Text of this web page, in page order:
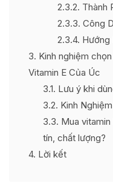
2.3.2 Thành
2.3.3 Công
2.3.4 Hướng
3 Kinh nghiệm
Vitamin E Của Úc
3.1 Lưu ý khi
3.2 Kinh
3.3 Mua
tín, chất lượng?
4 Lời kết